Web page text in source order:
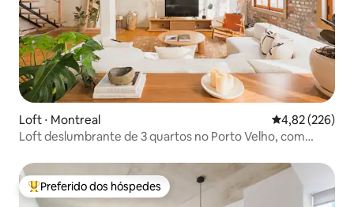
Loft ⋅ Montreal 4,82 de uma
4,82 (226)
Loft deslumbrante de 3 quartos no Porto Velho, com
Entre os melhores preferidos dos hóspedes
Preferido dos hóspedes